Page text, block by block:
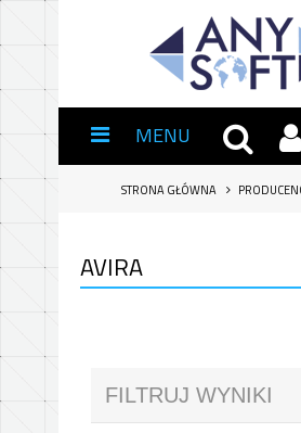
MENU
STRONA GŁÓWNA
AVIRA
FILTRUJ WYNIKI